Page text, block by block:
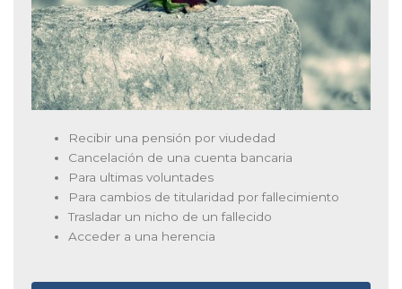
Recibir una pensión por viudedad
Cancelación de una cuenta bancaria
Para ultimas voluntades
Para cambios de titularidad por fallecimiento
Trasladar un nicho de un fallecido
Acceder a una herencia